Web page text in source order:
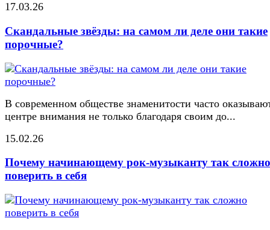
17.03.26
Скандальные звёзды: на самом ли деле они такие
порочные?
В современном обществе знаменитости часто
центре внимания не только благодаря своим до...
15.02.26
Почему начинающему рок-музыканту так сложно
поверить в себя